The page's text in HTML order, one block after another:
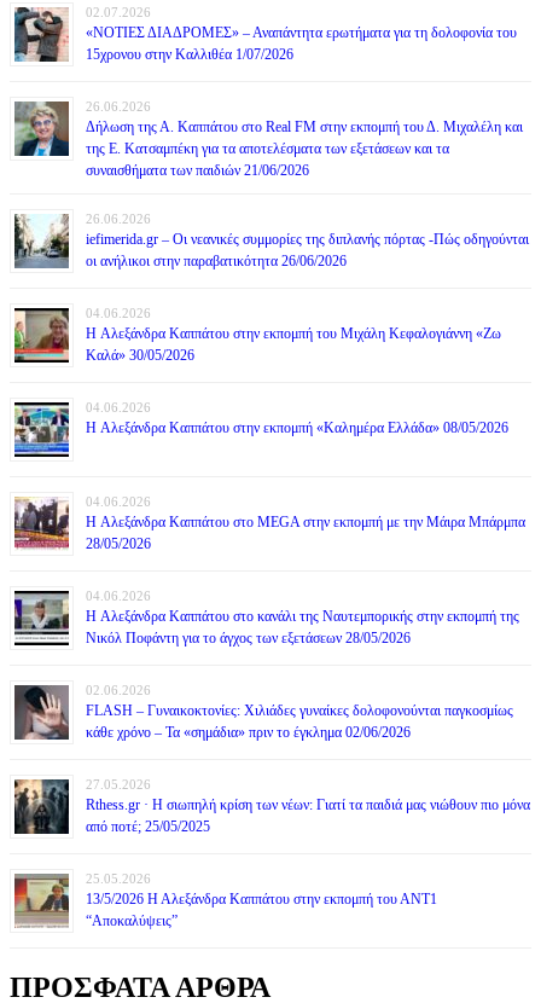
02.07.2026
«ΝΟΤΙΕΣ ΔΙΑΔΡΟΜΕΣ» – Αναπάντητα ερωτήματα για τη δολοφονία του
15χρονου στην Καλλιθέα 1/07/2026
26.06.2026
Δήλωση της Α. Καππάτου στο Real FM στην εκπομπή του Δ. Μιχαλέλη και
της Ε. Κατσαμπέκη για τα αποτελέσματα των εξετάσεων και τα
συναισθήματα των παιδιών 21/06/2026
26.06.2026
iefimerida.gr – Οι νεανικές συμμορίες της διπλανής πόρτας -Πώς οδηγούνται
οι ανήλικοι στην παραβατικότητα 26/06/2026
04.06.2026
H Αλεξάνδρα Καππάτου στην εκπομπή του Μιχάλη Κεφαλογιάννη «Ζω
Καλά» 30/05/2026
04.06.2026
H Αλεξάνδρα Καππάτου στην εκπομπή «Καλημέρα Ελλάδα» 08/05/2026
04.06.2026
H Αλεξάνδρα Καππάτου στο MEGA στην εκπομπή με την Μάιρα Mπάρμπα
28/05/2026
04.06.2026
H Αλεξάνδρα Καππάτου στο κανάλι της Ναυτεμπορικής στην εκπομπή της
Νικόλ Ποφάντη για το άγχος των εξετάσεων 28/05/2026
02.06.2026
FLASH – Γυναικοκτονίες: Χιλιάδες γυναίκες δολοφονούνται παγκοσμίως
κάθε χρόνο – Τα «σημάδια» πριν το έγκλημα 02/06/2026
27.05.2026
Rthess.gr · Η σιωπηλή κρίση των νέων: Γιατί τα παιδιά μας νιώθουν πιο μόνα
από ποτέ; 25/05/2025
25.05.2026
13/5/2026 Η Αλεξάνδρα Καππάτου στην εκπομπή του ΑΝΤ1
“Αποκαλύψεις”
ΠΡΟΣΦΑΤΑ ΑΡΘΡΑ